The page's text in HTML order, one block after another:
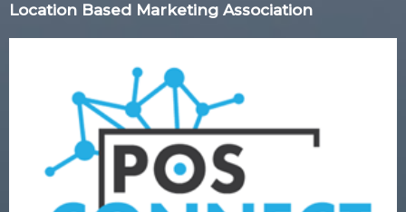
Location Based Marketing Association